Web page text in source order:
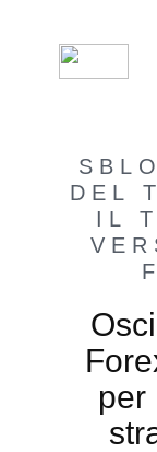
DEL
IL
per